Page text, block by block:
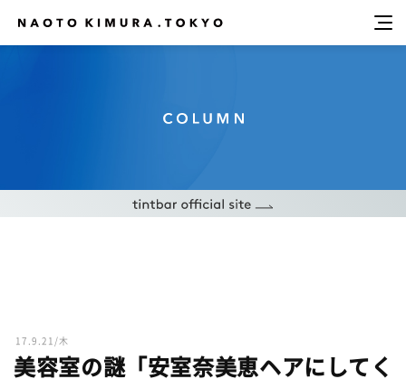
17.9.21/木
美容室の謎「安室奈美恵ヘアにしてく